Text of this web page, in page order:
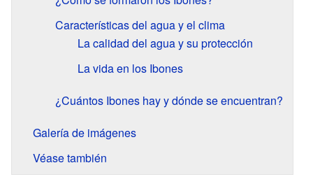
Características del agua y el clima
La calidad del agua y su protección
La vida en los Ibones
¿Cuántos Ibones hay y dónde se encuentran?
Galería de imágenes
Véase también